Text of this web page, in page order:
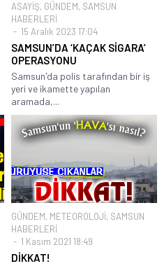
ASAYİŞ, GÜNDEM, SAMSUN
HABERLERİ
15 Aralık 2023 17:04
SAMSUN’DA ‘KAÇAK SİGARA’
OPERASYONU
Samsun'da polis tarafından bir iş
yeri ve ikamette yapılan
aramada,...
GÜNDEM, METEOROLOJİ, SAMSUN
HABERLERİ
1 Kasım 2021 18:49
DİKKAT!